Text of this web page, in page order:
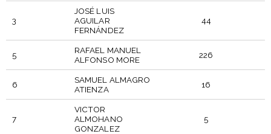
3
JOSÉ LUIS
AGUILAR
FERNÁNDEZ
44
5
RAFAEL MANUEL
ALFONSO MORE
226
6
SAMUEL ALMAGRO
ATIENZA
16
7
VICTOR
ALMOHANO
GONZALEZ
5